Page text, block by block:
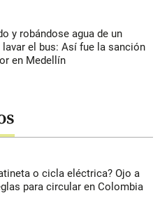
y robándose agua de un
lavar el bus: Así fue la sanción
en Medellín
o cicla eléctrica? Ojo a
para circular en Colombia